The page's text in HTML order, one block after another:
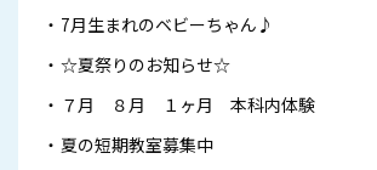
7月生まれのベビーちゃん♪
☆夏祭りのお知らせ☆
７月 ８月 １ヶ月 本科内体験
夏の短期教室募集中